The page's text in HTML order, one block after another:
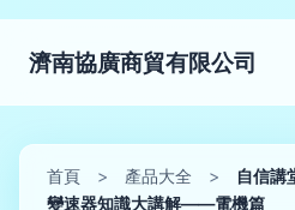
濟南協廣商貿有限公司
首頁 > 產品大全 >
自信講
變速器知識大講解——電機篇